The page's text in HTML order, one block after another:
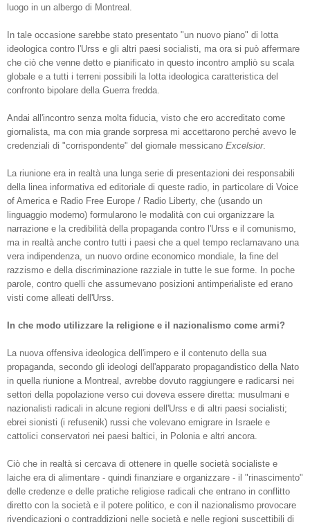
luogo in un albergo di Montreal.
In tale occasione sarebbe stato presentato "un nuovo piano" di lotta
ideologica contro l'Urss e gli altri paesi socialisti, ma ora si può affermare
che ciò che venne detto e pianificato in questo incontro ampliò su scala
globale e a tutti i terreni possibili la lotta ideologica caratteristica del
confronto bipolare della Guerra fredda.
Andai all'incontro senza molta fiducia, visto che ero accreditato come
giornalista, ma con mia grande sorpresa mi accettarono perché avevo le
credenziali di "corrispondente" del giornale messicano Excelsior.
La riunione era in realtà una lunga serie di presentazioni dei responsabili
della linea informativa ed editoriale di queste radio, in particolare di Voice
of America e Radio Free Europe / Radio Liberty, che (usando un
linguaggio moderno) formularono le modalità con cui organizzare la
narrazione e la credibilità della propaganda contro l'Urss e il comunismo,
ma in realtà anche contro tutti i paesi che a quel tempo reclamavano una
vera indipendenza, un nuovo ordine economico mondiale, la fine del
razzismo e della discriminazione razziale in tutte le sue forme. In poche
parole, contro quelli che assumevano posizioni antimperialiste ed erano
visti come alleati dell'Urss.
In che modo utilizzare la religione e il nazionalismo come armi?
La nuova offensiva ideologica dell'impero e il contenuto della sua
propaganda, secondo gli ideologi dell'apparato propagandistico della Nato
in quella riunione a Montreal, avrebbe dovuto raggiungere e radicarsi nei
settori della popolazione verso cui doveva essere diretta: musulmani e
nazionalisti radicali in alcune regioni dell'Urss e di altri paesi socialisti;
ebrei sionisti (i refusenik) russi che volevano emigrare in Israele e
cattolici conservatori nei paesi baltici, in Polonia e altri ancora.
Ciò che in realtà si cercava di ottenere in quelle società socialiste e
laiche era di alimentare - quindi finanziare e organizzare - il "rinascimento"
delle credenze e delle pratiche religiose radicali che entrano in conflitto
diretto con la società e il potere politico, e con il nazionalismo provocare
rivendicazioni o contraddizioni nelle società e nelle regioni suscettibili di